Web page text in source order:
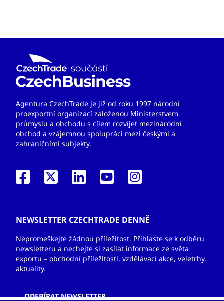
Agentura CzechTrade je již od roku 1997 národní
proexportní organizací založenou Ministerstvem
průmyslu a obchodu s cílem rozvíjet mezinárodní
obchod a vzájemnou spolupráci mezi českými a
zahraničními subjekty.
NEWSLETTER CZECHTRADE DENNĚ
Nepromeškejte žádnou příležitost. Přihlaste se k odběru
newsletteru a nechejte si zasílat informace ze světa
exportu – obchodní příležitosti, vzdělávací akce, veletrhy,
aktuality.
ODEBÍRAT NEWSLETTER